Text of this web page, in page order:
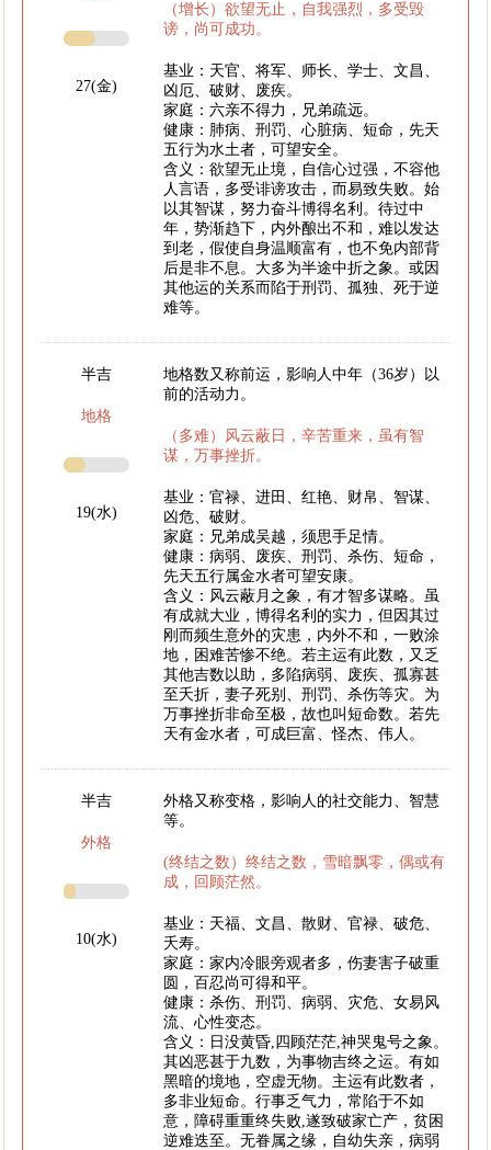
27(金)
（增长）欲望无止，自我强烈，多受毁
谤，尚可成功。
基业：天官、将军、师长、学士、文昌、
凶厄、破财、废疾。
家庭：六亲不得力，兄弟疏远。
健康：肺病、刑罚、心脏病、短命，先天
五行为水土者，可望安全。
含义：欲望无止境，自信心过强，不容他
人言语，多受诽谤攻击，而易致失败。始
以其智谋，努力奋斗博得名利。待过中
年，势渐趋下，内外酿出不和，难以发达
到老，假使自身温顺富有，也不免内部背
后是非不息。大多为半途中折之象。或因
其他运的关系而陷于刑罚、孤独、死于逆
难等。
半吉
地格
19(水)
地格数又称前运，影响人中年（36岁）以
前的活动力。
（多难）风云蔽日，辛苦重来，虽有智
谋，万事挫折。
基业：官禄、进田、红艳、财帛、智谋、
凶危、破财。
家庭：兄弟成吴越，须思手足情。
健康：病弱、废疾、刑罚、杀伤、短命，
先天五行属金水者可望安康。
含义：风云蔽月之象，有才智多谋略。虽
有成就大业，博得名利的实力，但因其过
刚而频生意外的灾患，内外不和，一败涂
地，困难苦惨不绝。若主运有此数，又乏
其他吉数以助，多陷病弱、废疾、孤寡甚
至夭折，妻子死别、刑罚、杀伤等灾。为
万事挫折非命至极，故也叫短命数。若先
天有金水者，可成巨富、怪杰、伟人。
半吉
外格
10(水)
外格又称变格，影响人的社交能力、智慧
等。
(终结之数）终结之数，雪暗飘零，偶或有
成，回顾茫然。
基业：天福、文昌、散财、官禄、破危、
夭寿。
家庭：家内冷眼旁观者多，伤妻害子破重
圆，百忍尚可得和平。
健康：杀伤、刑罚、病弱、灾危、女易风
流、心性变态。
含义：日没黄昏,四顾茫茫,神哭鬼号之象。
其凶恶甚于九数，为事物吉终之运。有如
黑暗的境地，空虚无物。主运有此数者，
多非业短命。行事乏气力，常陷于不如
意，障碍重重终失败,遂致破家亡产，贫困
逆难迭至。无眷属之缘，自幼失亲，病弱